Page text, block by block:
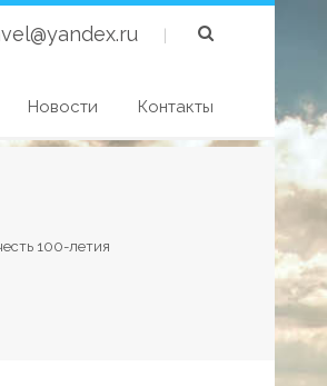
|
Новости Контакты
100-летия